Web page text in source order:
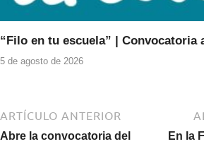
“Filo en tu escuela” | Convocatoria
5 de agosto de 2026
ARTÍCULO ANTERIOR
Abre la convocatoria del
En la